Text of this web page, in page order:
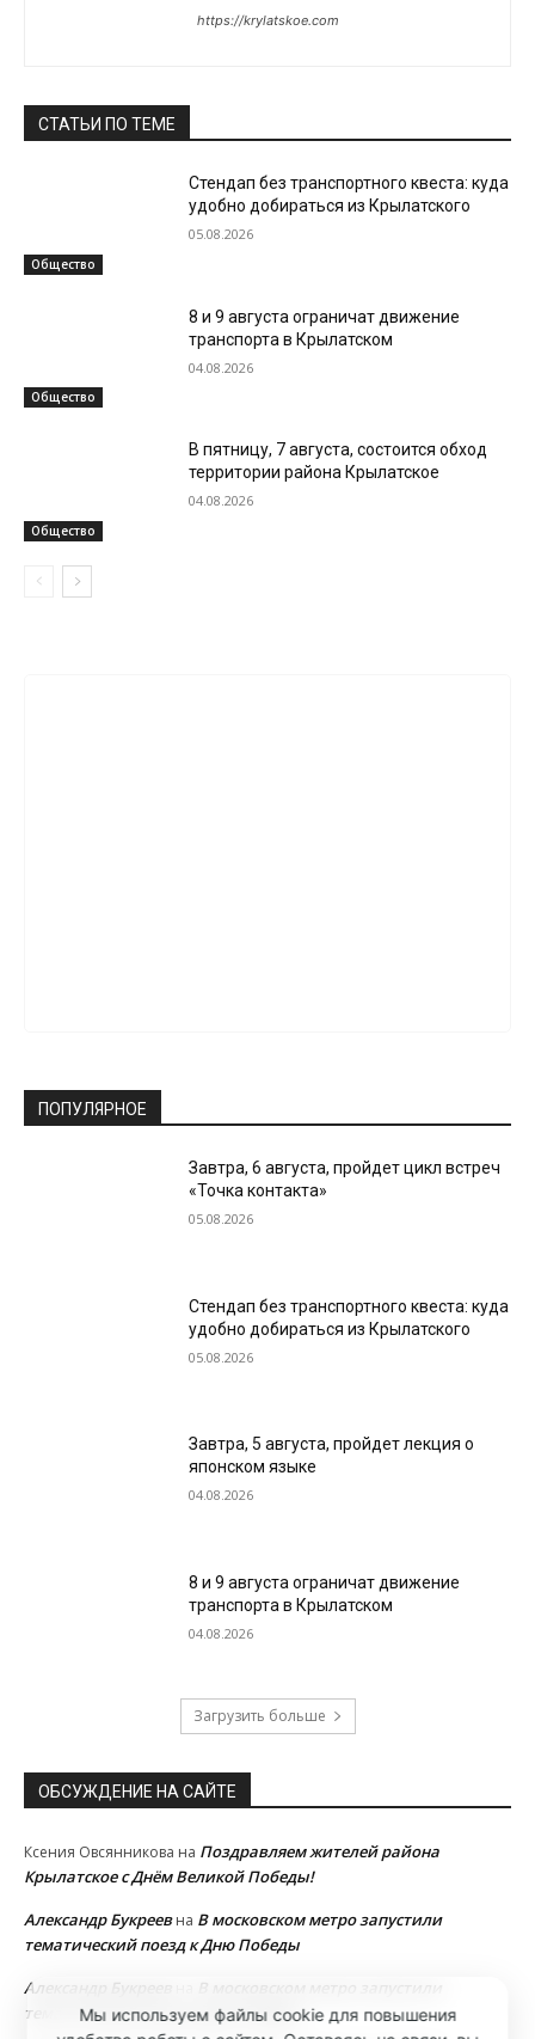
https://krylatskoe.com
СТАТЬИ ПО ТЕМЕ
Общество
Стендап без транспортного квеста: куда
удобно добираться из Крылатского
05.08.2026
Общество
8 и 9 августа ограничат движение
транспорта в Крылатском
04.08.2026
Общество
В пятницу, 7 августа, состоится обход
территории района Крылатское
04.08.2026
ПОПУЛЯРНОЕ
Завтра, 6 августа, пройдет цикл встреч
«Точка контакта»
05.08.2026
Стендап без транспортного квеста: куда
удобно добираться из Крылатского
05.08.2026
Завтра, 5 августа, пройдет лекция о
японском языке
04.08.2026
8 и 9 августа ограничат движение
транспорта в Крылатском
04.08.2026
Загрузить больше
ОБСУЖДЕНИЕ НА САЙТЕ
Ксения Овсянникова на Поздравляем жителей района
Крылатское с Днём Великой Победы!
Александр Букреевна В московском метро запустили
тематический поезд к Дню Победы
Александр Букреев
В московском метро запустили
тематический поезд к Дню Победы
Мы используем файлы cookie для повышения